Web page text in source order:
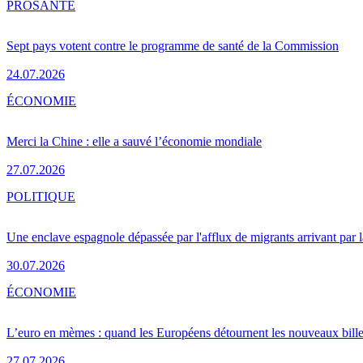
Sept pays votent contre le programme de santé de la Commission
24.07.2026
PROSANTÉ
Merci la Chine : elle a sauvé l’économie mondiale
27.07.2026
ÉCONOMIE
Une enclave espagnole dépassée par l'afflux de migrants arrivant par
30.07.2026
POLITIQUE
L’euro en mèmes : quand les Européens détournent les nouveaux
ÉCONOMIE